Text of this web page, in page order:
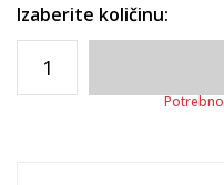
Izaberite količinu: